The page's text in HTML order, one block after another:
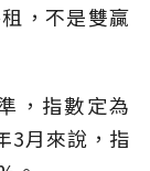
，不是雙贏
，指數定為
3月來說，指